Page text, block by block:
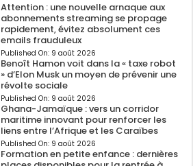
Attention : une nouvelle arnaque aux
abonnements streaming se propage
rapidement, évitez absolument ces
emails frauduleux
Published On: 9 août 2026
Benoît Hamon voit dans la « taxe robot
» d’Elon Musk un moyen de prévenir une
révolte sociale
Published On: 9 août 2026
Ghana-Jamaïque : vers un corridor
maritime innovant pour renforcer les
liens entre l’Afrique et les Caraïbes
Published On: 9 août 2026
Formation en petite enfance : dernières